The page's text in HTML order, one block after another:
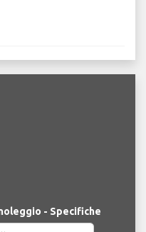
- Specifiche